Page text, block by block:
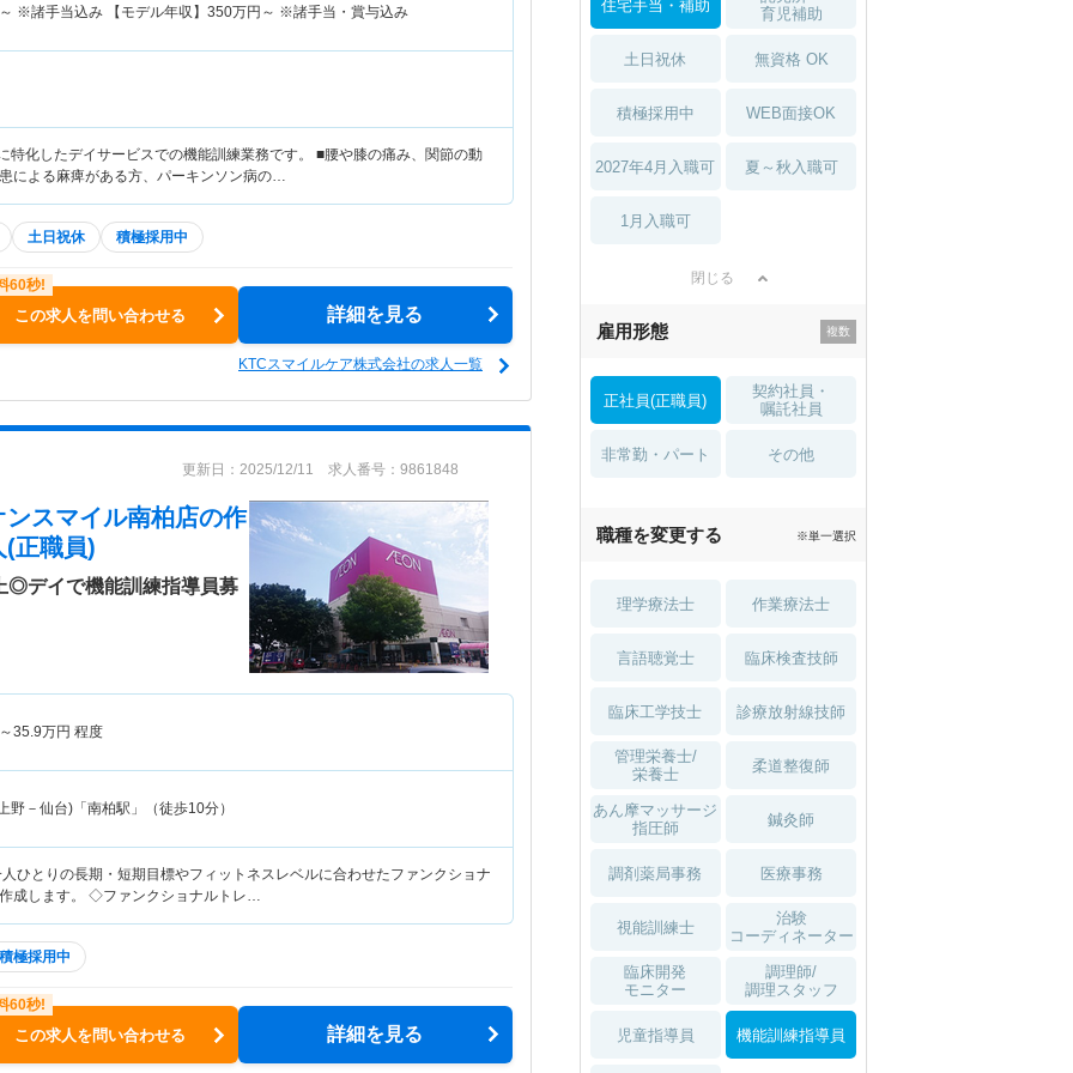
※諸手当込み 【モデル年収】 350万円～ ※諸手当・賞与込み
特化したデイサービスでの機能訓練業務です。 ■腰や膝の痛み、関節の動
による麻痺がある方、パーキンソン病の…
土日祝休 積極採用中
この求人を問い合わせる 詳細を見る
KTCスマイルケア株式会社の求人一覧
更新日：2025/12/11 求人番号：9861848
スマイル南柏店の作
(正職員)
◎デイで機能訓練指導員募
35.9万円 程度
野－仙台)「南柏駅」（徒歩10分）
ひとりの長期・短期目標やフィットネスレベルに合わせたファンクショナ
成します。 ◇ファンクショナルトレ…
積極採用中
この求人を問い合わせる 詳細を見る
住宅手当・補助
育児補助
土日祝休 無資格 OK
積極採用中 WEB面接OK
2027年4月入職可 夏～秋入職可
1月入職可
閉じる
雇用形態
正社員(正職員)
契約社員・
嘱託社員
非常勤・パート その他
職種を変更する ※単一選択
理学療法士 作業療法士
言語聴覚士 臨床検査技師
臨床工学技士 診療放射線技師
管理栄養士/
栄養士
柔道整復師
あん摩マッサージ
指圧師
鍼灸師
調剤薬局事務 医療事務
視能訓練士
治験
コーディネーター
臨床開発
モニター
調理師/
調理スタッフ
児童指導員 機能訓練指導員